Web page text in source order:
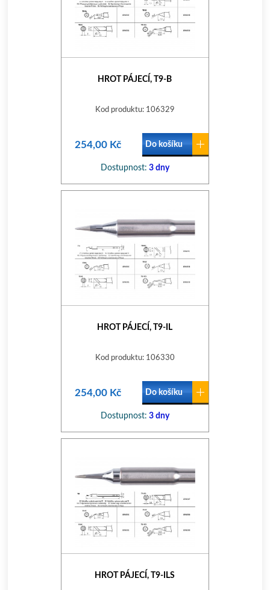
HROT PÁJECÍ, T9-B
Kod produktu: 106329
254,00 Kč Do košíku
Dostupnost: 3 dny
HROT PÁJECÍ, T9-IL
Kod produktu: 106330
254,00 Kč Do košíku
Dostupnost: 3 dny
HROT PÁJECÍ, T9-ILS